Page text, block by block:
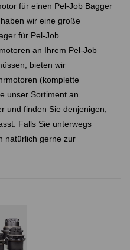
für einen Pel-Job Bagger
wir eine große
für Pel-Job
an Ihrem Pel-Job
bieten wir
(komplette
unser Sortiment an
und finden Sie denjenigen,
Falls Sie unterwegs
natürlich gerne zur